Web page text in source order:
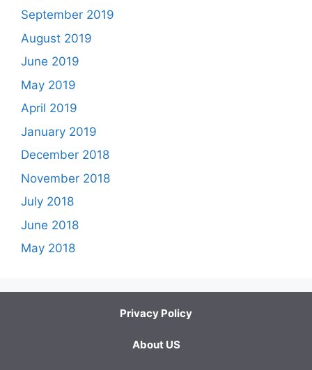
September 2019
August 2019
June 2019
May 2019
April 2019
January 2019
December 2018
November 2018
July 2018
June 2018
May 2018
Privacy Policy
About US